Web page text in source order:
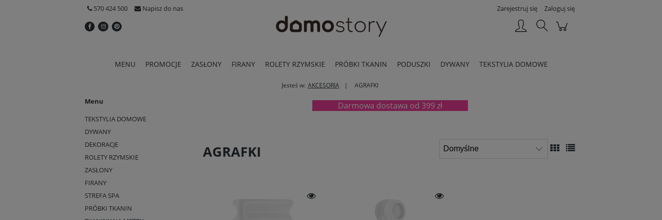
570 424 500 Napisz do nas Zarejestruj się Zaloguj się
MENU PROMOCJE ZASŁONY FIRANY ROLETY RZYMSKIE PRÓBKI TKANIN PODUSZKI DYWANY TEKSTYLIA DOMOWE
Jesteś w: AKCESORIA AGRAFKI
Menu
TEKSTYLIA DOMOWE
DYWANY
DEKORACJE
ROLETY RZYMSKIE
ZASŁONY
FIRANY
STREFA SPA
PRÓBKI TKANIN
Darmowa dostawa od 399 zł
AGRAFKI